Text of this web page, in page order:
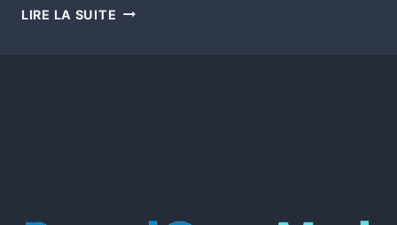
LIRE LA SUITE